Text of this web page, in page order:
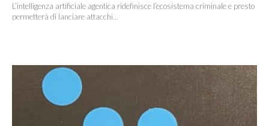
L’intelligenza artificiale agentica ridefinisce l’ecosistema criminale e presto
permetterà di lanciare attacchi...